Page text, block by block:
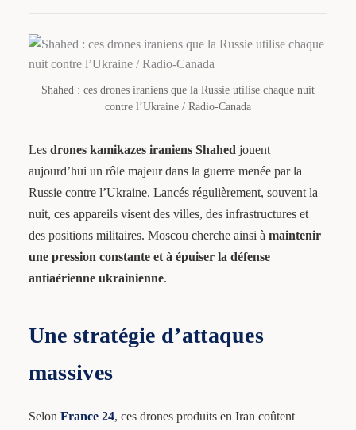
Shahed : ces drones iraniens que la Russie utilise chaque nuit
contre l’Ukraine / Radio-Canada
Les drones kamikazes iraniens Shahed jouent
aujourd’hui un rôle majeur dans la guerre menée par la
Russie contre l’Ukraine. Lancés régulièrement, souvent la
nuit, ces appareils visent des villes, des infrastructures et
des positions militaires. Moscou cherche ainsi à maintenir
une pression constante et à épuiser la défense
antiaérienne ukrainienne.
Une stratégie d’attaques
massives
Selon France 24, ces drones produits en Iran coûtent